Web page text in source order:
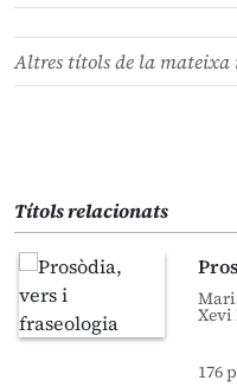
Altres títols de la
Títols relacionats
Xevi
176